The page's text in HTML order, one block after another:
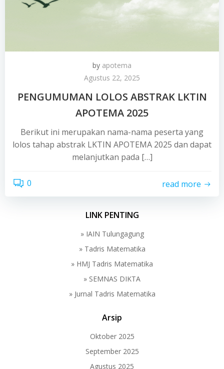
by apotema
Agustus 22, 2025
PENGUMUMAN LOLOS ABSTRAK LKTIN
APOTEMA 2025
Berikut ini merupakan nama-nama peserta yang
lolos tahap abstrak LKTIN APOTEMA 2025 dan dapat
melanjutkan pada […]
0 read more
LINK PENTING
» IAIN Tulungagung
» Tadris Matematika
» HMJ Tadris Matematika
» SEMNAS DIKTA
» Jurnal Tadris Matematika
Arsip
Oktober 2025
September 2025
Agustus 2025